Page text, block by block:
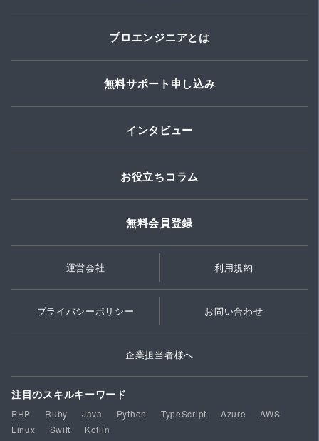
プロエンジニアとは
無料サポート申し込み
インタビュー
お役立ちコラム
無料会員登録
運営会社 利用規約
プライバシーポリシー お問い合わせ
企業担当者様へ
注目のスキルキーワード
PHP Ruby Java Python TypeScript Azure
AWS
Linux
Swift Kotlin